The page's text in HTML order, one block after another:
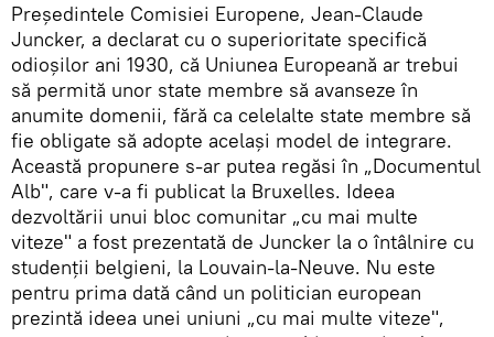
Preşedintele Comisiei Europene, Jean-Claude
Juncker, a declarat cu o superioritate specifică
odioșilor ani 1930, că Uniunea Europeană ar trebui
să permită unor state membre să avanseze în
anumite domenii, fără ca celelalte state membre să
fie obligate să adopte acelaşi model de integrare.
Această propunere s-ar putea regăsi în „Documentul
Alb", care v-a fi publicat la Bruxelles. Ideea
dezvoltării unui bloc comunitar „cu mai multe
viteze" a fost prezentată de Juncker la o întâlnire cu
studenţii belgieni, la Louvain-la-Neuve. Nu este
pentru prima dată când un politician european
prezintă ideea unei uniuni „cu mai multe viteze",